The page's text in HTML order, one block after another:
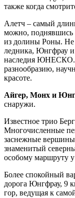
также когда
Алетч – самый
можно, поднявшись
из долины Роны. Не
ледника, Юнгфрау и
наследия ЮНЕСКО.
разнообразию,
красоте.
Айгер, Монх и
снаружи.
Известное трио
Многочисленные
заснежные вершины,
знаменитый
особому маршруту
Более спокойный
дорога Юнгфрау, 9
гор, ведущая к